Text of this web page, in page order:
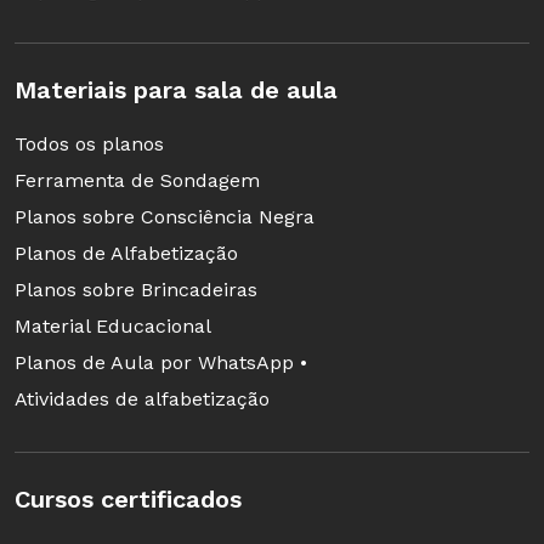
O Google Drive oferece diversos recursos,
como armazenamento de documentos na
diversas pessoas, além de ferramentas para
construir planilhas, formulários,
apresentações e textos.
Materiais para sala de aula
Todos os planos
Ferramenta de Sondagem
Planos sobre Consciência Negra
Planos de Alfabetização
Planos sobre Brincadeiras
Material Educacional
Planos de Aula por WhatsApp •
Atividades de alfabetização
Cursos certificados